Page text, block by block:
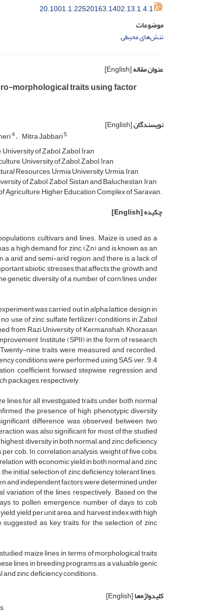
20.1001.1.22520163.1402.13.1.4.1
موضوعات
تنش‌های محیطی
عنوان مقاله[English]
morphological traits using factor
نویسندگان[English]
4 Mitra Jabbari5
of Zabol, Zabol, Iran
University of Zabol, Zabol, Iran
Resources, Urmia University, Urmia, Iran
of Zabol, Zabol, Sistan and Baluchestan, Iran
Higher Education Complex of Saravan.
چکیده[English]
cultivars and lines. Maize is used as a
a high demand for zinc (Zn) and is known as an
arid and semi-arid region, and there is a lack of
abiotic stresses that affects the growth and
genetic diversity of a number of corn lines under
was carried out in alpha lattice design in
use of zinc sulfate fertilizer) conditions in Zabol
from Razi University of Kermanshah, Khorasan
Institute (SPII) in the form of research
nine traits were measured and recorded.
conditions were performed using SAS ver. 9.4
coefficient, forward stepwise regression and
packages, respectively.
lines for all investigated traits under both normal
the presence of high phenotypic diversity
difference was observed between two
was also significant for most of the studied
diversity in both normal and zinc deficiency
cob. In correlation analysis, weight of five cobs,
with economic yield in both normal and zinc
initial selection of zinc deficiency tolerant lines.
and independent factors were determined under
variation of the lines, respectively. Based on the
to pollen emergence, number of days to cob
yield per unit area, and harvest index with high
as key traits for the selection of zinc
maize lines in terms of morphological traits
lines in breeding programs as a valuable genic
zinc deficiency conditions.
کلیدواژه‌ها[English]